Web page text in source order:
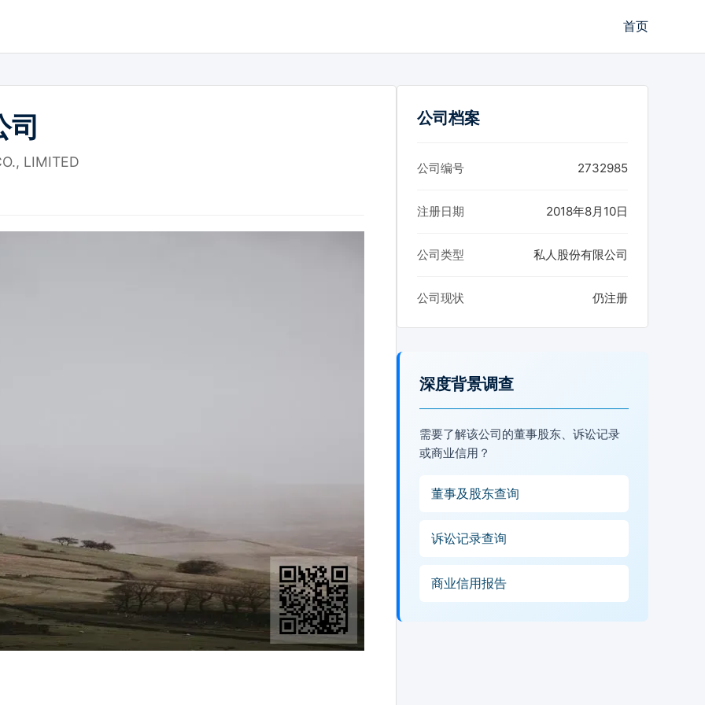
首页
LIMITED
公司档案
公司编号 2732985
注册日期 2018年8月10日
公司类型 私人股份有限公司
公司现状 仍注册
深度背景调查
需要了解该公司的董事股东、诉讼记录
或商业信用？
董事及股东查询
诉讼记录查询
商业信用报告